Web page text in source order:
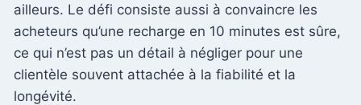
ailleurs. Le défi consiste aussi à convaincre les
acheteurs qu’une recharge en 10 minutes est sûre,
ce qui n’est pas un détail à négliger pour une
clientèle souvent attachée à la fiabilité et la
longévité.